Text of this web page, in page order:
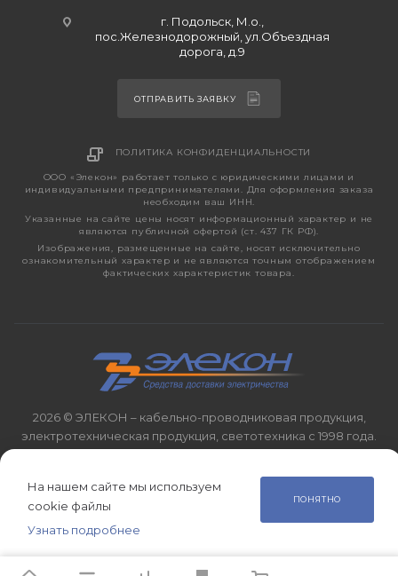
г. Подольск, М.о.,
пос.Железнодорожный, ул.Объездная
дорога, д.9
ОТПРАВИТЬ ЗАЯВКУ
ПОЛИТИКА КОНФИДЕНЦИАЛЬНОСТИ
ООО «Элекон» работает только с юридическими лицами и
индивидуальными предпринимателями. Для оформления заказа
необходим ваш ИНН.
Указанные на сайте цены носят информационный характер и не
являются публичной офертой (ст. 437 ГК РФ).
Изображения, размещенные на сайте, носят исключительно
ознакомительный характер и не являются точным отображением
фактических характеристик товара.
2026 © ЭЛЕКОН – кабельно-проводниковая продукция,
электротехническая продукция, светотехника с 1998 года.
На нашем сайте мы используем
cookie файлы
Узнать подробнее
ПОНЯТНО